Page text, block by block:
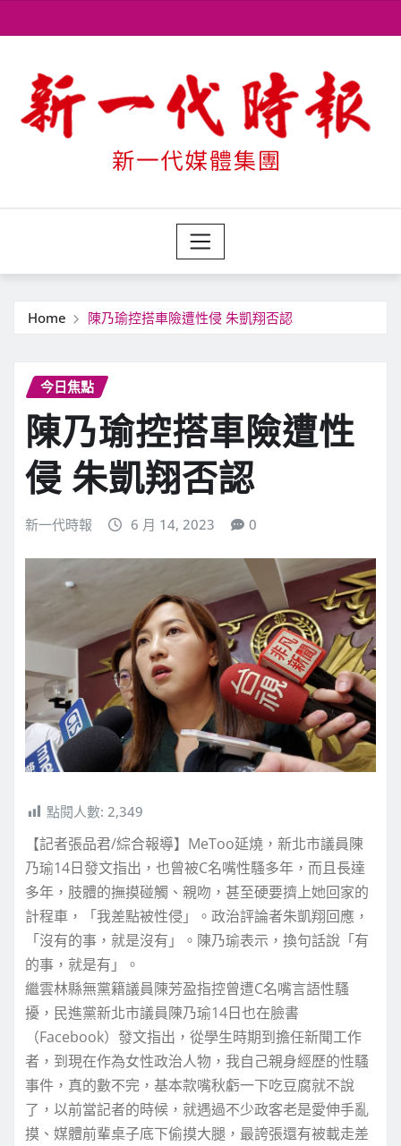
to
Home 陳乃瑜控搭車險遭性侵 朱凱翔否認
今日焦點
陳乃瑜控搭車險遭性
侵 朱凱翔否認
新一代時報 6 月 14, 2023 0
點閱人數: 2,349
【記者張品君/綜合報導】MeToo延燒，新北市議員陳
乃瑜14日發文指出，也曾被C名嘴性騷多年，而且長達
多年，肢體的撫摸碰觸、親吻，甚至硬要擠上她回家的
計程車，「我差點被性侵」。政治評論者朱凱翔回應，
「沒有的事，就是沒有」。陳乃瑜表示，換句話說「有
的事，就是有」。
繼雲林縣無黨籍議員陳芳盈指控曾遭C名嘴言語性騷
擾，民進黨新北市議員陳乃瑜14日也在臉書
（Facebook）發文指出，從學生時期到擔任新聞工作
者，到現在作為女性政治人物，我自己親身經歷的性騷
事件，真的數不完，基本款嘴秋虧一下吃豆腐就不說
了，以前當記者的時候，就遇過不少政客老是愛伸手亂
摸、媒體前輩桌子底下偷摸大腿，最誇張還有被載走差